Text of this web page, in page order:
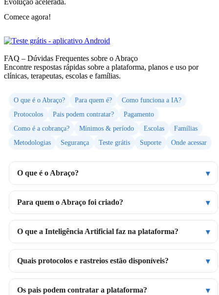
Comece agora!
FAQ – Dúvidas Frequentes sobre o Abraço
Encontre respostas rápidas sobre a plataforma, planos e uso por
clínicas, terapeutas, escolas e famílias.
O que é o Abraço? Para quem é?
Como funciona a IA?
Protocolos
Pais podem contratar?
Pagamento
Como é a cobrança?
Mínimos & período Escolas
Famílias
Metodologias
Segurança Teste grátis Suporte Onde acessar
O que é o Abraço?
Para quem o Abraço foi criado?
O que a Inteligência Artificial faz na plataforma?
Quais protocolos e rastreios estão disponíveis?
Os pais podem contratar a plataforma?